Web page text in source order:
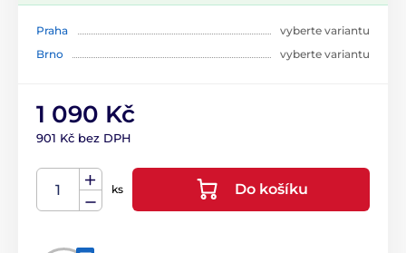
Praha
vyberte variantu
Brno
vyberte variantu
1 090 Kč
901 Kč bez DPH
ks Do košíku